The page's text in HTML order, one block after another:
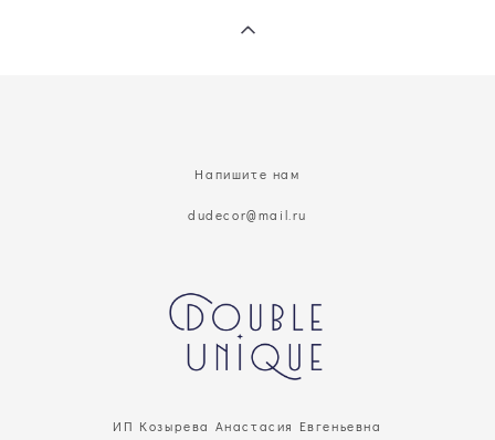
Напишите нам
dudecor@mail.ru
ИП Козырева Анастасия Евгеньевна